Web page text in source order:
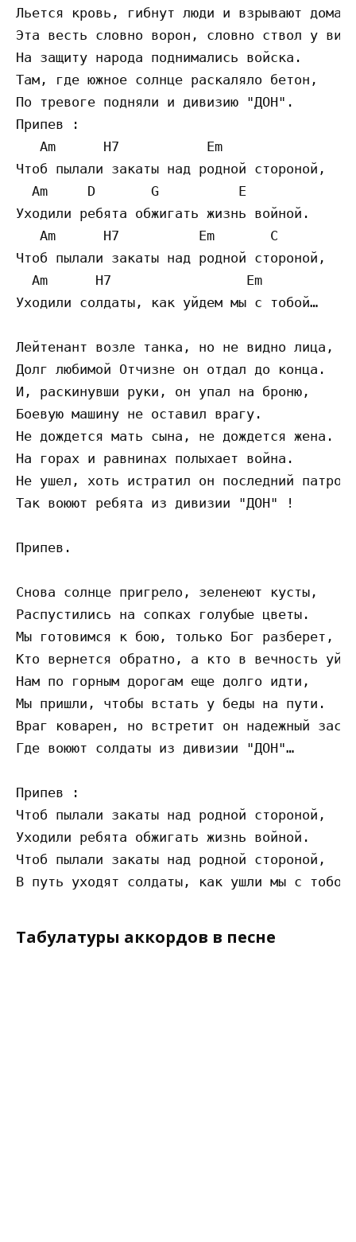
Льется кровь, гибнут люди и взрывают дома.
Эта весть словно ворон, словно ствол у
На защиту народа поднимались войска.
Там, где южное солнце раскаляло бетон,
По тревоге подняли и дивизию "ДОН".
Припев :
   Am      H7           Em
Чтоб пылали закаты над родной стороной,
  Am     D       G          E
Уходили ребята обжигать жизнь войной.
   Am      H7          Em       C
Чтоб пылали закаты над родной стороной,
  Am      H7                 Em
Уходили солдаты, как уйдем мы с тобой…
Лейтенант возле танка, но не видно лица,
Долг любимой Отчизне он отдал до конца.
И, раскинувши руки, он упал на броню,
Боевую машину не оставил врагу.
Не дождется мать сына, не дождется жена.
На горах и равнинах полыхает война.
Не ушел, хоть истратил он последний
Так воюют ребята из дивизии "ДОН" !
Припев.
Снова солнце пригрело, зеленеют кусты,
Распустились на сопках голубые цветы.
Мы готовимся к бою, только Бог разберет,
Кто вернется обратно, а кто в вечность
Нам по горным дорогам еще долго идти,
Мы пришли, чтобы встать у беды на пути.
Враг коварен, но встретит он надежный
Где воюют солдаты из дивизии "ДОН"…
Припев :
Чтоб пылали закаты над родной стороной,
Уходили ребята обжигать жизнь войной.
Чтоб пылали закаты над родной стороной,
Табулатуры аккордов в песне